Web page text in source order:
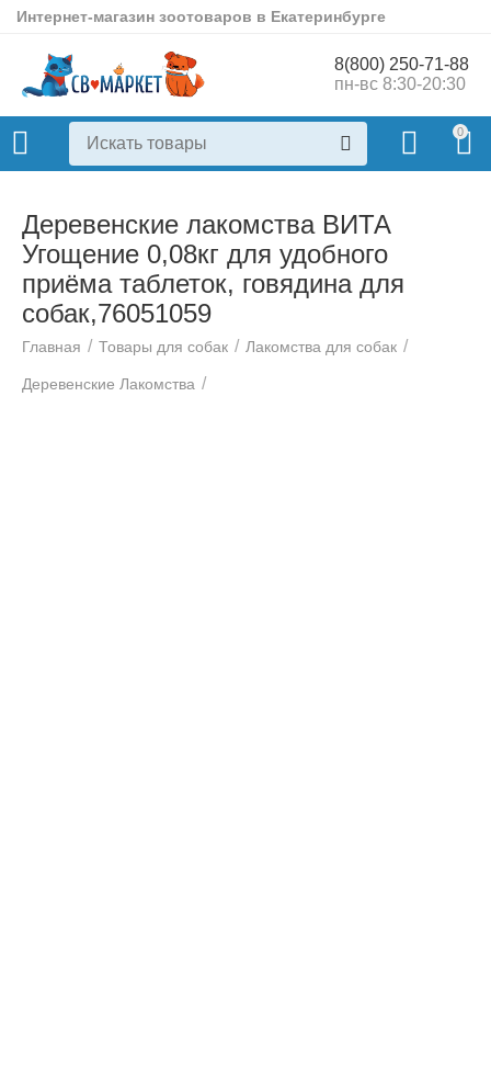
Интернет-магазин зоотоваров в Екатеринбурге
8(800) 250-71-88
пн-вс 8:30-20:30
0
Деревенские лакомства ВИТА
Угощение 0,08кг для удобного
приёма таблеток, говядина для
собак,76051059
Главная / Товары для собак / Лакомства для собак /
Деревенские Лакомства /